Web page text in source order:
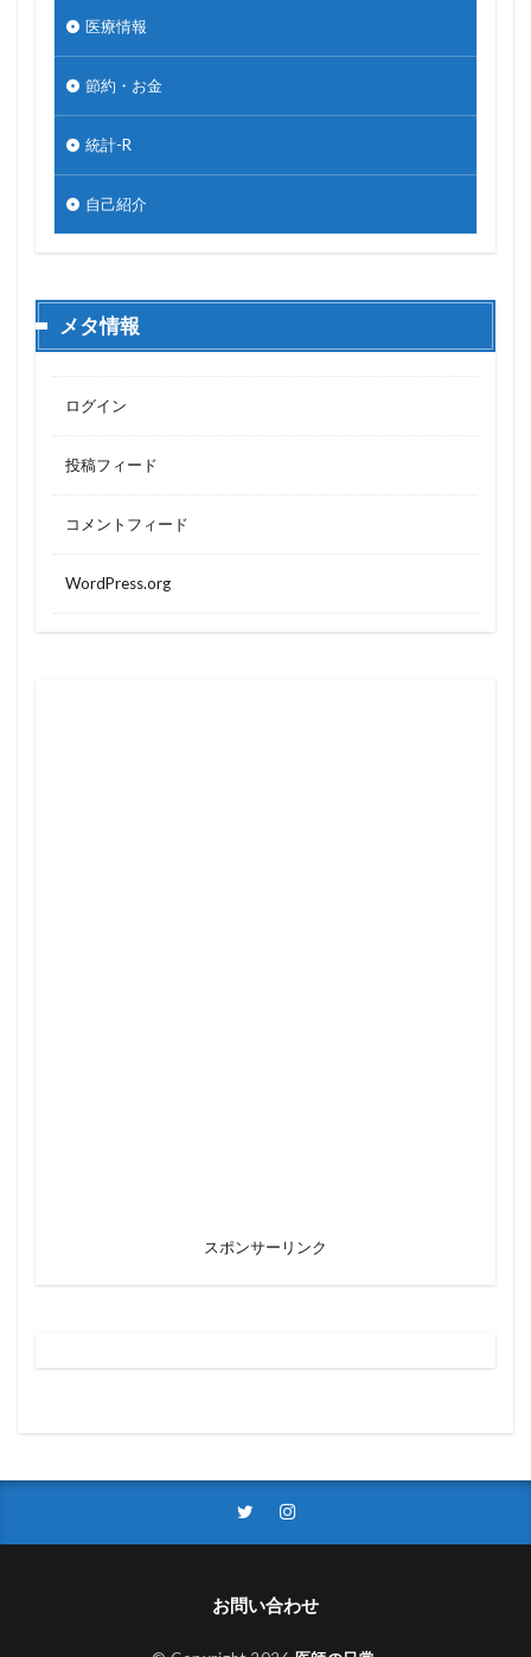
医療情報
節約・お金
統計-R
自己紹介
メタ情報
ログイン
投稿フィード
コメントフィード
WordPress.org
スポンサーリンク
お問い合わせ